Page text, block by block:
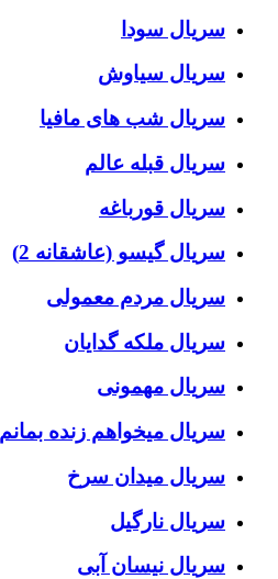
سریال سودا
سریال سیاوش
سریال شب های مافیا
سریال قبله عالم
سریال قورباغه
سریال گیسو (عاشقانه 2)
سریال مردم معمولی
سریال ملکه گدایان
سریال مهمونی
سریال میخواهم زنده بمانم
سریال میدان سرخ
سریال نارگیل
سریال نیسان آبی